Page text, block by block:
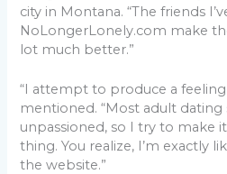
city in Montana. “The friends
NoLongerLonely.com make
lot much better.”
“I attempt to produce a
mentioned. “Most adult
unpassioned, so I try to make
thing. You realize, I’m exactly
the website.”